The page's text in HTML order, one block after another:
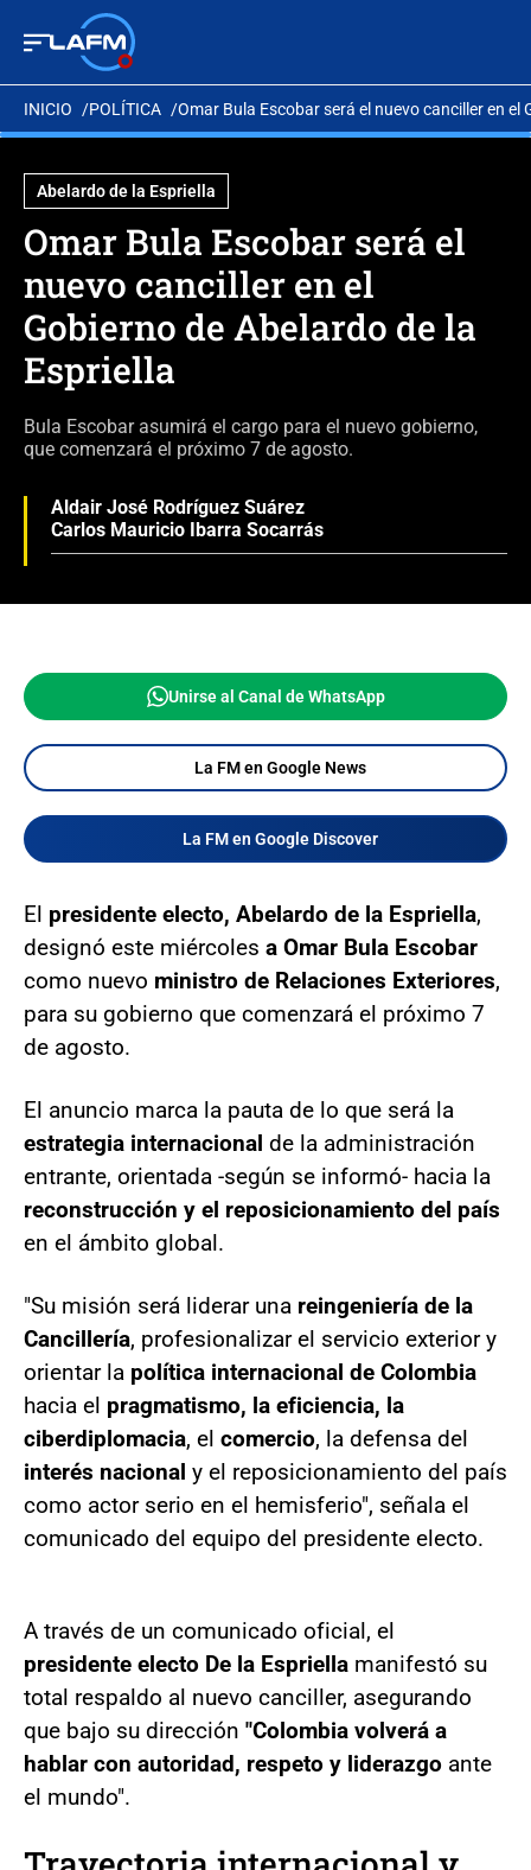
INICIO POLÍTICA Omar Bula Escobar será el nuevo canciller en el
Abelardo de la Espriella
Omar Bula Escobar será el
nuevo canciller en el
Gobierno de Abelardo de la
Espriella
Bula Escobar asumirá el cargo para el nuevo gobierno,
que comenzará el próximo 7 de agosto.
Aldair José Rodríguez Suárez
Carlos Mauricio Ibarra Socarrás
Unirse al Canal de WhatsApp
La FM en Google News
La FM en Google Discover
El presidente electo, Abelardo de la Espriella,
designó este miércoles a Omar Bula Escobar
como nuevo ministro de Relaciones Exteriores,
para su gobierno que comenzará el próximo 7
de agosto.
El anuncio marca la pauta de lo que será la
estrategia internacional de la administración
entrante, orientada -según se informó- hacia la
reconstrucción y el reposicionamiento del país
en el ámbito global.
"Su misión será liderar una reingeniería de la
Cancillería, profesionalizar el servicio exterior y
orientar la política internacional de Colombia
hacia el pragmatismo, la eficiencia, la
ciberdiplomacia, el comercio, la defensa del
interés nacional y el reposicionamiento del país
como actor serio en el hemisferio", señala el
comunicado del equipo del presidente electo.
A través de un comunicado oficial, el
presidente electo De la Espriella manifestó su
total respaldo al nuevo canciller, asegurando
que bajo su dirección "Colombia volverá a
hablar con autoridad, respeto y liderazgo ante
el mundo".